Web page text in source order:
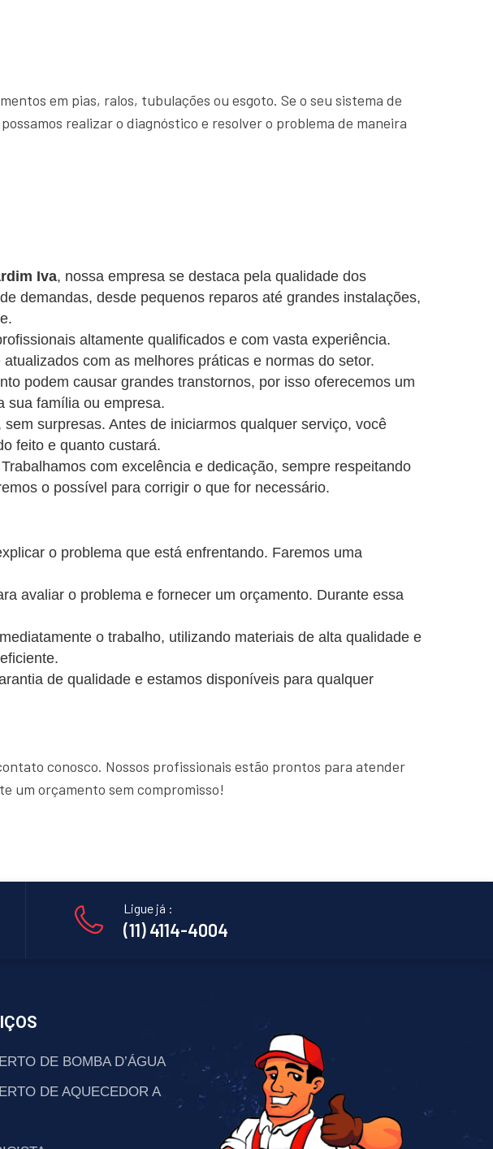
em pias, ralos, tubulações ou esgoto. Se o seu sistema de
realizar o diagnóstico e resolver o problema de maneira
Iva, nossa empresa se destaca pela qualidade dos
demandas, desde pequenos reparos até grandes instalações,
altamente qualificados e com vasta experiência.
com as melhores práticas e normas do setor.
podem causar grandes transtornos, por isso oferecemos um
sua família ou empresa.
surpresas. Antes de iniciarmos qualquer serviço, você
feito e quanto custará.
com excelência e dedicação, sempre respeitando
o possível para corrigir o que for necessário.
o problema que está enfrentando. Faremos uma
avaliar o problema e fornecer um orçamento. Durante essa
o trabalho, utilizando materiais de alta qualidade e
de qualidade e estamos disponíveis para qualquer
conosco. Nossos profissionais estão prontos para atender
um orçamento sem compromisso!
Ligue já :
(11) 4114-4004
DE BOMBA D’ÁGUA
DE AQUECEDOR A